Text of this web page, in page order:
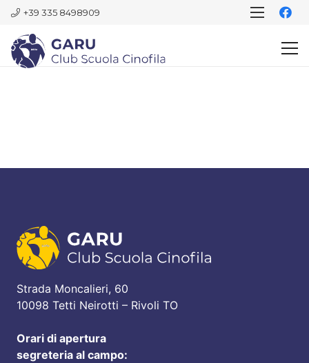
+39 335 8498909
Strada Moncalieri, 60
10098 Tetti Neirotti – Rivoli TO
Orari di apertura
segreteria al campo: